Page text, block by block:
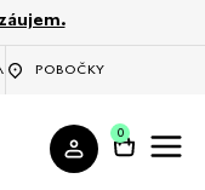
POBOČKY
0